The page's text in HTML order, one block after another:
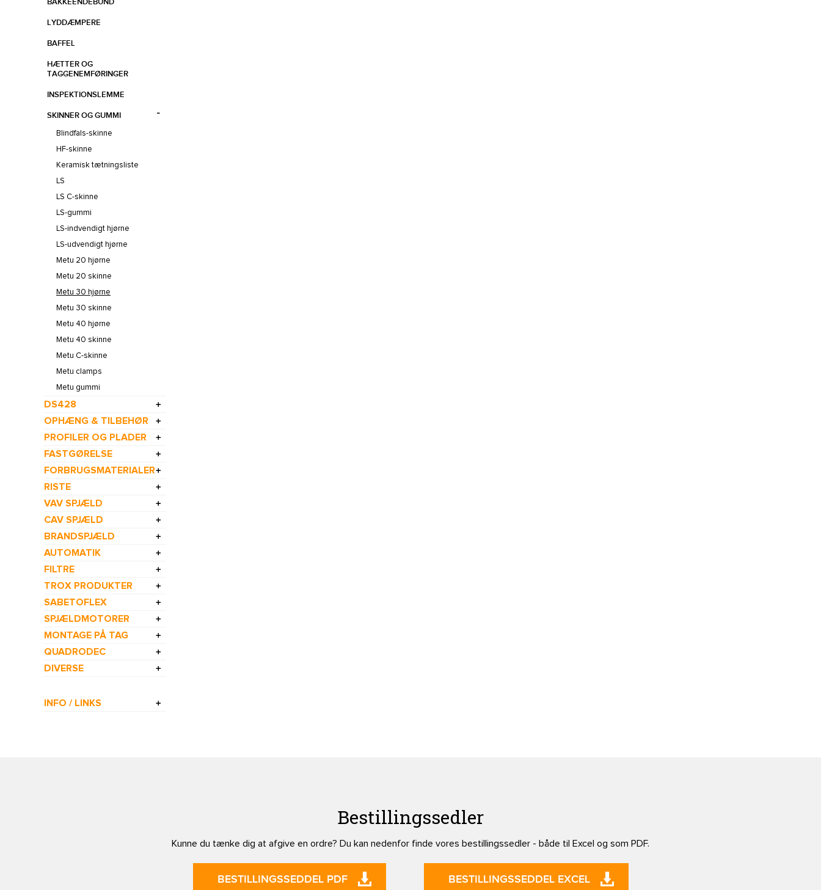
LYDDÆMPERE
BAFFEL
HÆTTER OG
TAGGENEMFØRINGER
INSPEKTIONSLEMME
SKINNER OG GUMMI
Blindfals-skinne
HF-skinne
Keramisk tætningsliste
LS
LS C-skinne
LS-gummi
LS-indvendigt hjørne
LS-udvendigt hjørne
Metu 20 hjørne
Metu 20 skinne
Metu 30 hjørne
Metu 30 skinne
Metu 40 hjørne
Metu 40 skinne
Metu C-skinne
Metu clamps
Metu gummi
DS428
OPHÆNG & TILBEHØR
PROFILER OG PLADER
FASTGØRELSE
FORBRUGSMATERIALER
RISTE
VAV SPJÆLD
CAV SPJÆLD
BRANDSPJÆLD
AUTOMATIK
FILTRE
TROX PRODUKTER
SABETOFLEX
SPJÆLDMOTORER
MONTAGE PÅ TAG
QUADRODEC
DIVERSE
INFO / LINKS
Bestillingssedler
Kunne du tænke dig at afgive en ordre? Du kan nedenfor finde vores bestillingssedler - både til Excel og som PDF.
BESTILLINGSSEDDEL PDF BESTILLINGSSEDDEL EXCEL